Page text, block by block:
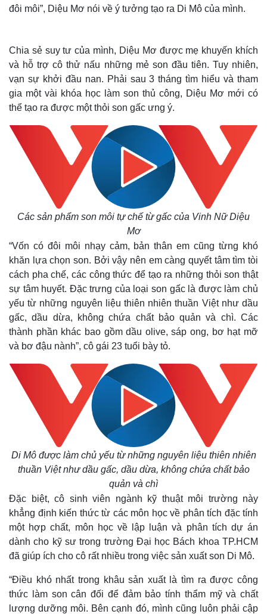
Quan sát
Hồ sơ
Multimedia
Video
E-Magazine
Infographic
đôi môi”, Diệu Mơ nói về ý tưởng tạo ra Di Mô của mình.
Chia sẻ suy tư của mình, Diệu Mơ được mẹ khuyến khích
và hỗ trợ cô thử nấu những mẻ son đầu tiên. Tuy nhiên,
vạn sự khởi đầu nan. Phải sau 3 tháng tìm hiểu và tham
gia một vài khóa học làm son thủ công, Diệu Mơ mới có
thể tạo ra được một thỏi son gấc ưng ý.
Các sản phẩm son môi tự chế từ gấc của Vinh Nữ Diệu
Mơ
“Vốn có đôi môi nhạy cảm, bản thân em cũng từng khó
khăn lựa chọn son. Bởi vậy nên em càng quyết tâm tìm tòi
cách pha chế, các công thức để tạo ra những thỏi son thật
sự tâm huyết. Đặc trưng của loại son gấc là được làm chủ
yếu từ những nguyên liệu thiên nhiên thuần Việt như dầu
gấc, dầu dừa, không chứa chất bảo quản và chì. Các
thành phần khác bao gồm dầu olive, sáp ong, bơ hạt mỡ
và bơ đậu nành”, cô gái 23 tuổi bày tỏ.
Di Mô được làm chủ yếu từ những nguyên liệu thiên nhiên
thuần Việt như dầu gấc, dầu dừa, không chứa chất bảo
quản và chì
Đặc biệt, cô sinh viên ngành kỹ thuật môi trường này
khẳng định kiến thức từ các môn học về phân tích đặc tính
một hợp chất, môn học về lập luận và phân tích dự án
dành cho kỹ sư trong trường Đại học Bách khoa TP.HCM
đã giúp ích cho cô rất nhiều trong việc sản xuất son Di Mô.
“Điều khó nhất trong khâu sản xuất là tìm ra được công
thức làm son cân đối để đảm bảo tính thẩm mỹ và chất
lượng dưỡng môi. Bên cạnh đó, mình cũng luôn phải cập